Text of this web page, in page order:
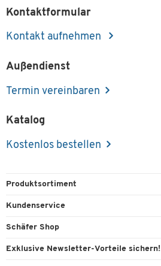
Kontaktformular
Kontakt aufnehmen
Außendienst
Termin vereinbaren
Katalog
Kostenlos bestellen
Produktsortiment
Büroausstattung
Kundenservice
Direktbestellung
Schäfer Shop
Services & Leistungen
Exklusive Newsletter-Vorteile sichern!